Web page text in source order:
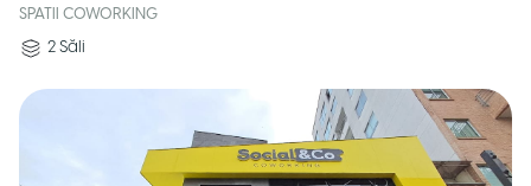
SPATII COWORKING
2 Săli